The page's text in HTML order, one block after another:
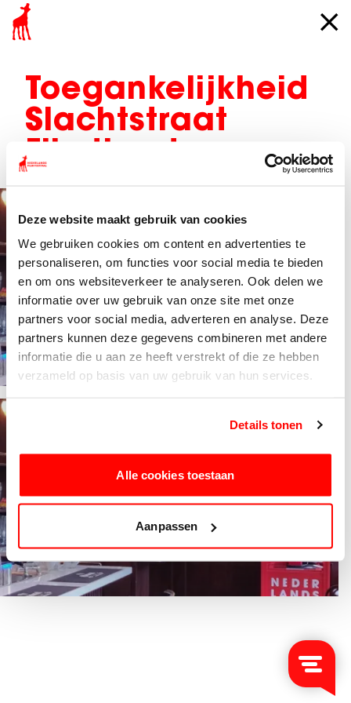
Deze website maakt gebruik van cookies
We gebruiken cookies om content en advertenties te
personaliseren, om functies voor social media te bieden
en om ons websiteverkeer te analyseren. Ook delen we
informatie over uw gebruik van onze site met onze
partners voor social media, adverteren en analyse. Deze
partners kunnen deze gegevens combineren met andere
informatie die u aan ze heeft verstrekt of die ze hebben
verzameld op basis van uw gebruik van hun services.
Details tonen
Alle cookies toestaan
Aanpassen
Toegankelijkheid
Slachtstraat
Filmtheater